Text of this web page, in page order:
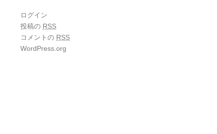
ログイン
投稿の RSS
コメントの RSS
WordPress.org